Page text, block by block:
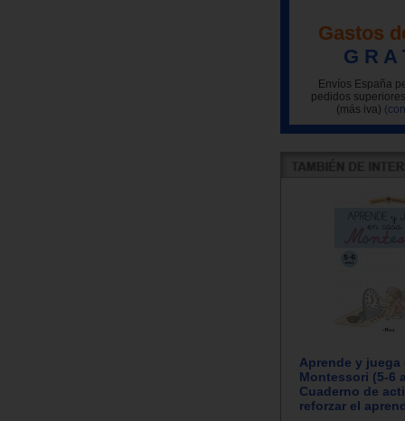
Gastos
G R A
Envíos España
pedidos
(más iva)
Aprende y juega
Montessori (5-6
Cuaderno de
reforzar el